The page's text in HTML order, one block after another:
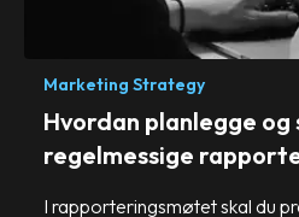
Marketing Strategy
Hvordan planlegge
regelmessige
I rapporteringsmøtet skal du